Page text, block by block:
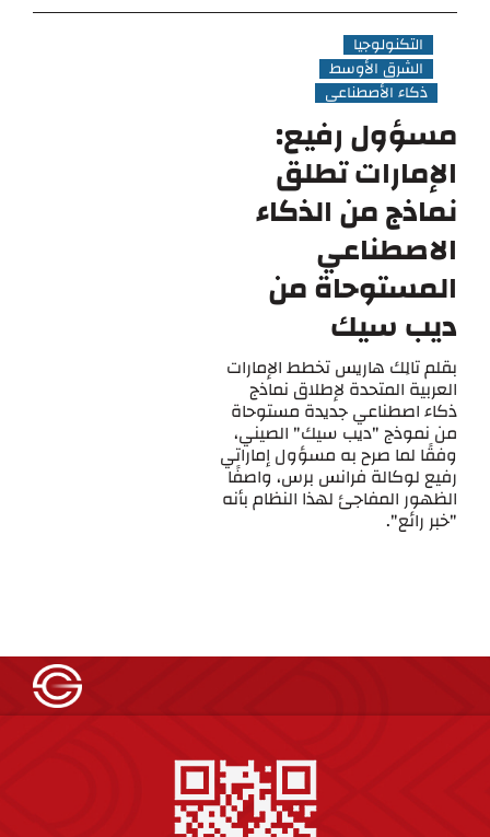
التكنولوجيا
الشرق الأوسط
ذكاء الأصطناعي
مسؤول رفيع:
الإمارات تطلق
نماذج من الذكاء
الاصطناعي
المستوحاة من
ديب سيك
بقلم تالِك هاريس تخطط الإمارات
العربية المتحدة لإطلاق نماذج
ذكاء اصطناعي جديدة مستوحاة
من نموذج "ديب سيك" الصيني،
وفقًا لما صرح به مسؤول إماراتي
رفيع لوكالة فرانس برس، واصفًا
الظهور المفاجئ لهذا النظام بأنه
"خبر رائع".